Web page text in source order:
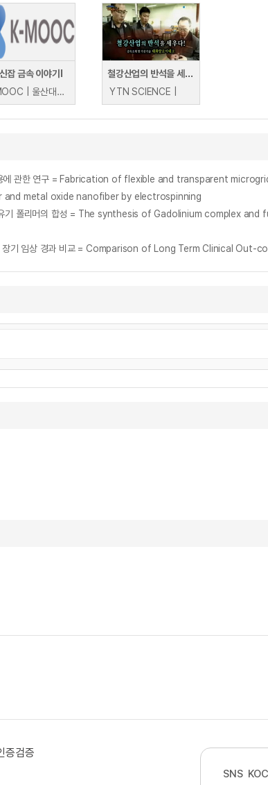
잡 금속 이야기Ⅰ
K-MOOC | 울산대학교 신상용
철강산업의 반석을 세우다! - 금속소재 및 가공기술 대화알로이테크
YTN SCIENCE |
and metal oxide nanofiber by electrospinning
속-유기 폴리머의 합성 = The synthesis of Gadolinium complex
증검증
SNS